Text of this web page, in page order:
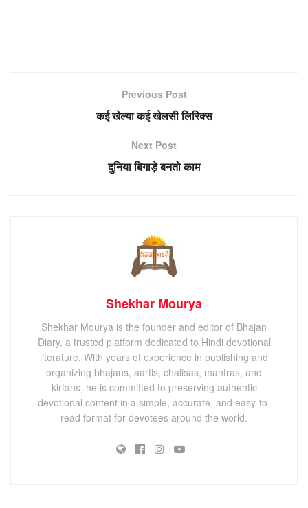
Previous Post
कई खेल्या कई खेलसी लिरिक्स
Next Post
दुनिया बिगाड़े बनतो काम
Shekhar Mourya
Shekhar Mourya is the founder and editor of Bhajan
Diary, a trusted platform dedicated to Hindi devotional
literature. With years of experience in publishing and
organizing bhajans, aartis, chalisas, mantras, and
kirtans, he is committed to preserving authentic
devotional content in a simple, accurate, and easy-to-
read format for devotees around the world.